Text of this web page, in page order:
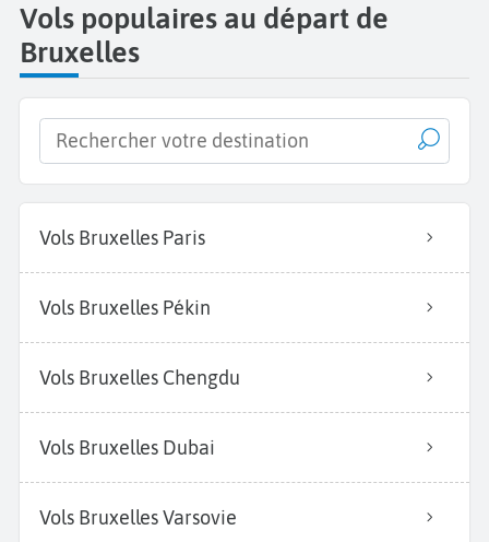
Vols populaires au départ de
Bruxelles
Vols Bruxelles Paris
Vols Bruxelles Pékin
Vols Bruxelles Chengdu
Vols Bruxelles Dubai
Vols Bruxelles Varsovie